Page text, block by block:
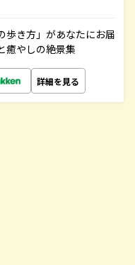
歩き方」があなたにお届
癒やしの絶景集
詳細を見る